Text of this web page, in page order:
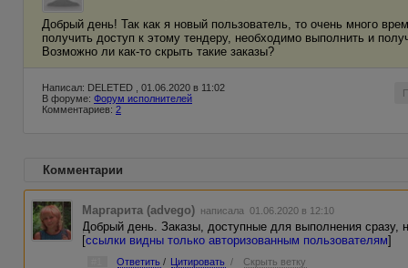
Добрый день! Так как я новый пользователь, то очень много
получить доступ к этому тендеру, необходимо выполнить и
Возможно ли как-то скрыть такие заказы?
Написал: DELETED , 01.06.2020 в 11:02
В форуме: Форум исполнителей
Комментариев: 2
Комментарии
Маргарита (advego) написала 01.06.2020 в 12:10
Добрый день. Заказы, доступные для выполнения сразу,
[ссылки видны только авторизованным пользователям]
Ответить / Цитировать / Скрыть ветку